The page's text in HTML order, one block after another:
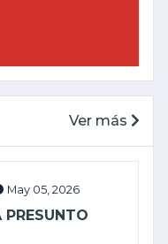
Ver más
May 05, 2026
PRESUNTO